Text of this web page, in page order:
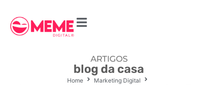
ARTIGOS
blog da casa
Home
Marketing Digital